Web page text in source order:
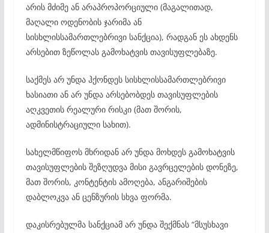
არის მძიმე ან არაპროპორციული (მაგალითად,
მაღალი ოდენობის ჯარიმა ან
სისხლისსამართლებრივი სანქცია), რადგან ეს ახდენს
არსებით ზეწოლას გამოხატვის თავისუფლებაზე.
საქმეს არ უნდა ჰქონდეს სისხლისსამართლებრივი
ხასიათი ან არ უნდა არსებობდეს თავისუფლების
აღკვეთის რეალური რისკი (მათ შორის,
ადმინისტრაციული სახით).
სახელმწიფოს მხრიდან არ უნდა მოხდეს გამოხატვის
თავისუფლების შეზღუდვა მისი გავრცელების დონეზე,
მათ შორის, კონტენტის ამოღება, ანგარიშების
დაბლოკვა ან ცენზურის სხვა ფორმა.
დაკისრებულმა სანქციამ არ უნდა შექმნას “მსუსხავი